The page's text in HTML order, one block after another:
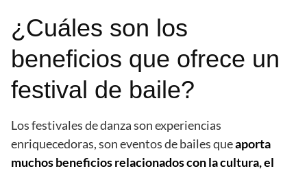
¿Cuáles son los
beneficios que ofrece un
festival de baile?
Los festivales de danza son experiencias
enriquecedoras, son eventos de bailes queaporta
muchos beneficios relacionados con la cultura, el